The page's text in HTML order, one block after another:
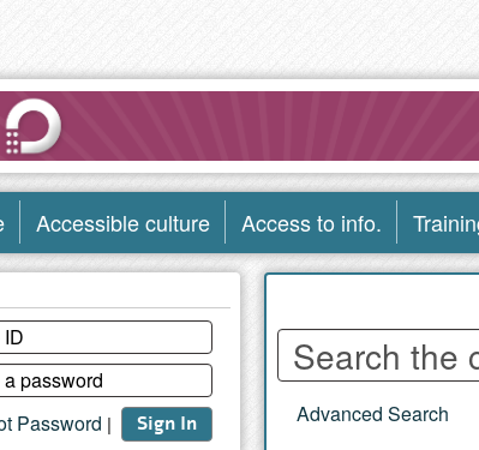
Accessible culture Access to info.
Sign In
|
Password
Enter
words
to
search
Advanced Search